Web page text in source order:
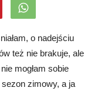
o nadejściu
też nie brakuje, ale
mogłam sobie
zimowy, a ja